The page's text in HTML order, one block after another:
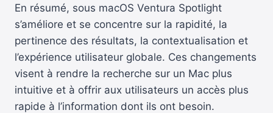
En résumé, sous macOS Ventura Spotlight
s’améliore et se concentre sur la rapidité, la
pertinence des résultats, la contextualisation et
l’expérience utilisateur globale. Ces changements
visent à rendre la recherche sur un Mac plus
intuitive et à offrir aux utilisateurs un accès plus
rapide à l’information dont ils ont besoin.